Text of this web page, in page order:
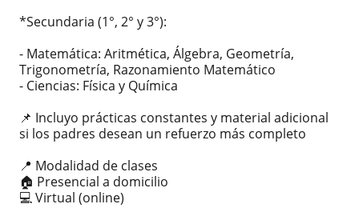
*Secundaria (1°, 2° y 3°):
- Matemática: Aritmética, Álgebra, Geometría,
Trigonometría, Razonamiento Matemático
- Ciencias: Física y Química
📌 Incluyo prácticas constantes y material adicional
si los padres desean un refuerzo más completo
📍 Modalidad de clases
🏠 Presencial a domicilio
💻 Virtual (online)